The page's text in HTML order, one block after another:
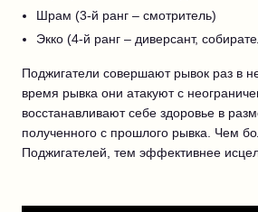
Шрам (3-й ранг – смотритель)
Экко (4-й ранг – диверсант,
Поджигатели совершают рывок раз в
время рывка они атакуют с
восстанавливают себе здоровье в
полученного с прошлого рывка. Чем
Поджигателей, тем эффективнее